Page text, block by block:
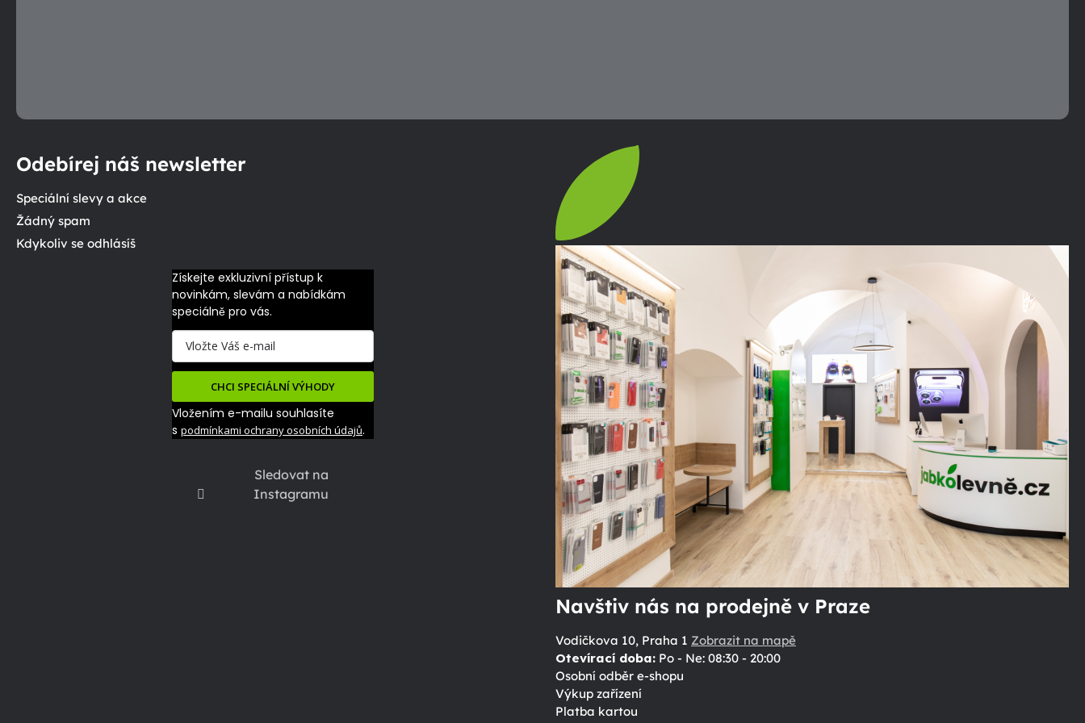
Sledovat na
Instagramu
Odebírej náš newsletter
Speciální slevy a akce
Žádný spam
Kdykoliv se odhlásíš
Získejte exkluzivní přístup k
novinkám, slevám a nabídkám
speciálně pro vás.
CHCI SPECIÁLNÍ VÝHODY
Vložením e-mailu souhlasíte
s podmínkami ochrany osobních údajů.
Navštiv nás na prodejně v Praze
Vodičkova 10, Praha 1 Zobrazit na mapě
Otevírací doba:Po - Ne: 08:30 - 20:00
Osobní odběr e-shopu
Výkup zařízení
Platba kartou